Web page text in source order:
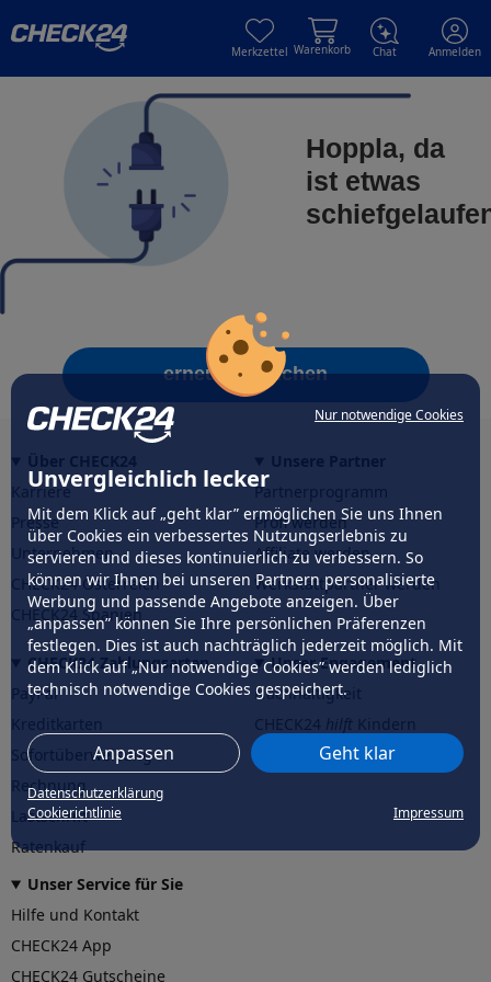
Nur notwendige Cookies
Unvergleichlich lecker
Mit dem Klick auf „geht klar” ermöglichen Sie uns Ihnen
über Cookies ein verbessertes Nutzungserlebnis zu
servieren und dieses kontinuierlich zu verbessern. So
können wir Ihnen bei unseren Partnern personalisierte
Werbung und passende Angebote anzeigen. Über
„anpassen” können Sie Ihre persönlichen Präferenzen
festlegen. Dies ist auch nachträglich jederzeit möglich. Mit
dem Klick auf „Nur notwendige Cookies” werden lediglich
technisch notwendige Cookies gespeichert.
Anpassen Geht klar
Datenschutzerklärung
Cookierichtlinie
Impressum
Merkzettel Warenkorb Chat Anmelden
Hoppla, da
ist etwas
erneut versuchen
Karriere
Presse
Unternehmen
CHECK24 Österreich
CHECK24 Spanien
Partnerprogramm
Profi werden
Affiliate werden
Werkstattpartner werden
CHECK24 Zahlungsarten
PayPal
Sofortüberweisung
Rechnung
Lastschrift
Ratenkauf
Unser Engagement
Nachhaltigkeit
CHECK24hilftder Natur
Unser Service für Sie
Hilfe und Kontakt
CHECK24 App
CHECK24 Gutscheine